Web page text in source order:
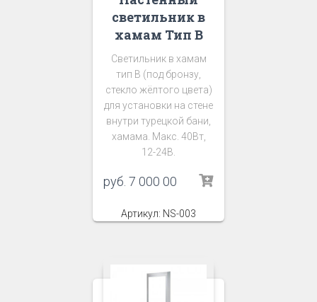
светильник в
хамам Тип В
Светильник в хамам
тип В (под бронзу,
стекло жёлтого цвета)
для установки на стене
внутри турецкой бани,
хамама. Макс. 40Вт,
12-24В.
руб. 7 000 00
Артикул: NS-003